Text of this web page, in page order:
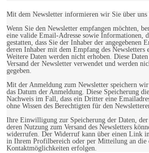
Mit dem Newsletter informieren wir Sie über uns
Wenn Sie den Newsletter empfangen möchten,
eine valide Email-Adresse sowie Informationen,
gestatten, dass Sie der Inhaber der angegebenen
deren Inhaber mit dem Empfang des Newsletters
Weitere Daten werden nicht erhoben. Diese
Versand der Newsletter verwendet und werden
gegeben.
Mit der Anmeldung zum Newsletter speichern
das Datum der Anmeldung. Diese Speicherung
Nachweis im Fall, dass ein Dritter eine
ohne Wissen des Berechtigten für den
Ihre Einwilligung zur Speicherung der Daten,
deren Nutzung zum Versand des Newsletters
widerrufen. Der Widerruf kann über einen Link
in Ihrem Profilbereich oder per Mitteilung an die
Kontaktmöglichkeiten erfolgen.